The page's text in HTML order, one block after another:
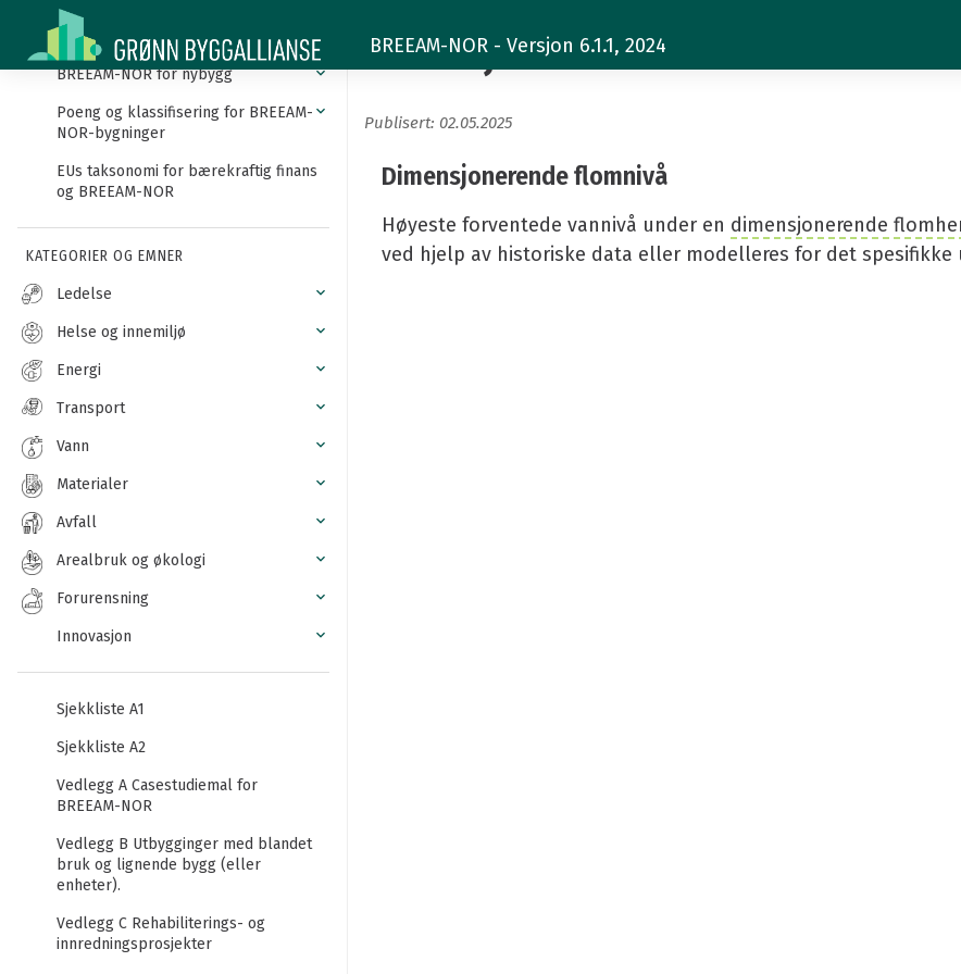
Dimensjonerende
flomnivå
BREEAM-NOR - Versjon 6.1.1, 2024
Innledning
BREEAM-NOR for nybygg
Poeng og klassifisering for BREEAM-
NOR-bygninger
EUs taksonomi for bærekraftig finans
og BREEAM-NOR
KATEGORIER OG EMNER
Ledelse
Helse og innemiljø
Energi
Transport
Vann
Materialer
Avfall
Arealbruk og økologi
Forurensning
Innovasjon
Sjekkliste A1
Sjekkliste A2
Vedlegg A Casestudiemal for
BREEAM-NOR
Vedlegg B Utbygginger med blandet
bruk og lignende bygg (eller
enheter).
Vedlegg C Rehabiliterings- og
innredningsprosjekter
Dimensjonerende flomnivå
Publisert: 02.05.2025
Dimensjonerende flomnivå
Høyeste forventede vannivå under en dimensjonerende
ved hjelp av historiske data eller modelleres for det spesifikke